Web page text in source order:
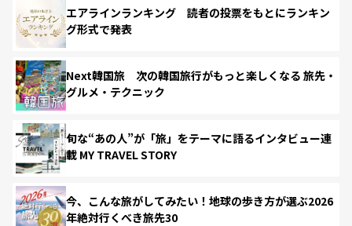
エアラインランキング 読者の投票をもとにランキン
グ形式で発表
Next韓国旅 次の韓国旅行がもっと楽しくなる 旅先・
グルメ・テクニック
旬な“あの人”が「旅」をテーマに語るインタビュー連
載 MY TRAVEL STORY
今、こんな旅がしてみたい！地球の歩き方が選ぶ2026
年絶対行くべき旅先30